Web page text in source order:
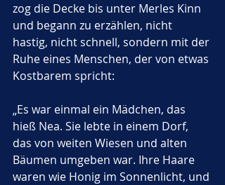
zog die Decke bis unter Merles Kinn
und begann zu erzählen, nicht
hastig, nicht schnell, sondern mit der
Ruhe eines Menschen, der von etwas
Kostbarem spricht:
„Es war einmal ein Mädchen, das
hieß Nea. Sie lebte in einem Dorf,
das von weiten Wiesen und alten
Bäumen umgeben war. Ihre Haare
waren wie Honig im Sonnenlicht, und